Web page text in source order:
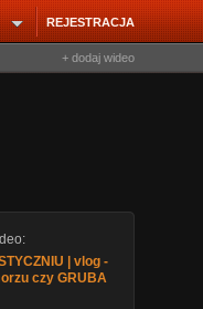
REJESTRACJA
+ dodaj wideo
| vlog -
czy GRUBA